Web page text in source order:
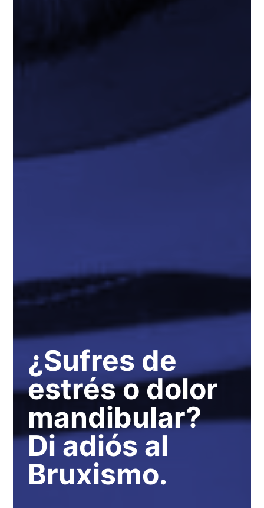
¿Sufres de
estrés o dolor
mandibular?
Di adiós al
Bruxismo.